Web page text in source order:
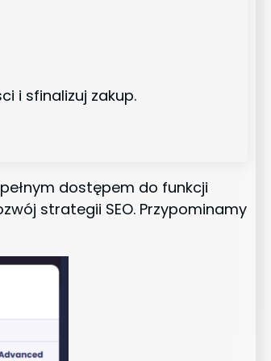
i sfinalizuj zakup.
dostępem do funkcji
strategii SEO. Przypominamy